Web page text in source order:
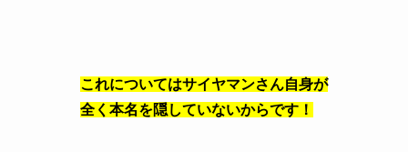
これについてはサイヤマンさん自身が
全く本名を隠していないからです！